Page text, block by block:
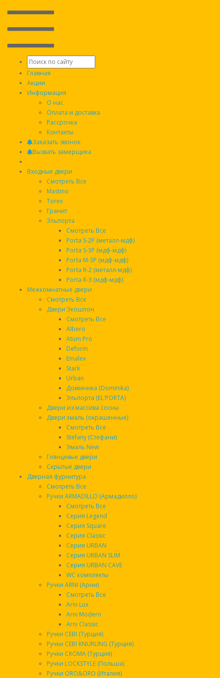
+375 (33) 658-86-18 (МТС)
+375 (29) 652-94-78 (A1)
Главная
Акции
Информация
О нас
Оплата и доставка
Рассрочка
Контакты
Заказать звонок
Вызвать замерщика
Входные двери
Смотреть Все
Mastino
Torex
Гранит
Эльпорта
Смотреть Все
Porta S-2P (металл-мдф)
Porta S-3P (мдф-мдф)
Porta M-3P (мдф-мдф)
Porta R-2 (металл-мдф)
Porta R-3 (мдф-мдф)
Межкомнатные двери
Смотреть Все
Двери Экошпон
Смотреть Все
Albero
Atum Pro
Deform
Emalex
Stark
Urban
Доминика (Dominika)
Эльпорта (EL'PORTA)
Двери из массива сосны
Двери эмаль (окрашенные)
Смотреть Все
Stefany (Стефани)
Эмаль New
Глянцевые двери
Скрытые двери
Дверная фурнитура
Смотреть Все
Ручки ARMADILLO (Армадилло)
Смотреть Все
Серия Legend
Серия Square
Серия Classic
Серия URBAN
Серия URBAN SLIM
Серия URBAN CAVE
WC комплекты
Ручки ARNI (Арни)
Смотреть Все
Arni Lux
Arni Modern
Arni Classic
Ручки CEBI (Турция)
Ручки CEBI KNURLING (Турция)
Ручки CROMA (Турция)
Ручки LOCKSTYLE (Польша)
Ручки ORO&ORO (Италия)
Бесплатный замер в удобное для Вас время
Доставим двери на дом БЕСПЛАТНО
Осуществляем монтаж
Характеристики
Общие
Коллекция
TRUST ECO
Размеры
Установка
Отделка снаружи
матовый»
Отделка внутри
МДФ 10 мм, цвет «ПВХ Белый софт»
BORDER 3B8-6/14
Замок нижний
BORDER 3B4-3/85Г
Цилиндр
Накладки на замки
Броня
Толщина металла
Толщина полотна
Толщина короба
104 мм
Черный муар металлик
Вылет наличника
55 мм
Номер фрезеровки
9Е -197 наружная / 9Е -197 внутренняя
Порог нержавейка
Да
Магнитный
уплотнитель
Модель ручки
Фурнитура черная квадратная
Да
Терморазрыв короб/
Нет
Дверь входная металлическая Mastino TRUST
ECO PP-8
Производитель:Mastino
Код Товара: 25483
Наличие: В наличии
Цена: 1275.00р.
Доступные варианты
Размер двери